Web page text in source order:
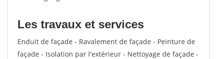
Les travaux et services
Enduit de façade - Ravalement de façade - Peinture de
façade - Isolation par l'extérieur - Nettoyage de façade -